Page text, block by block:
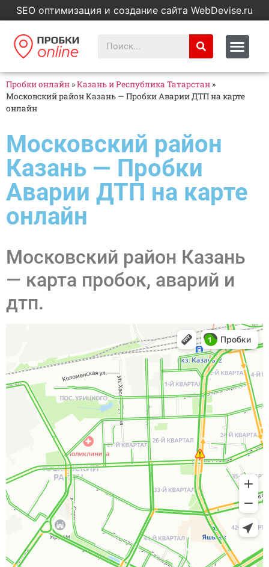
SEO оптимизация и создание сайта WebDevise.ru
Пробки онлайн »Казань и Республика Татарстан »
Московский район Казань — Пробки Аварии ДТП на карте
онлайн
Московский район
Казань — Пробки
Аварии ДТП на карте
онлайн
Московский район Казань
— карта пробок, аварий и
дтп.